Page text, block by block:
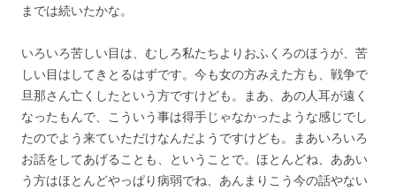
までは続いたかな。
いろいろ苦しい目は、むしろ私たちよりおふくろのほうが、苦
しい目はしてきとるはずです。今も女の方みえた方も、戦争で
旦那さん亡くしたという方ですけども。まあ、あの人耳が遠く
なったもんで、こういう事は得手じゃなかったような感じでし
たのでよう来ていただけなんだようですけども。まあいろいろ
お話をしてあげることも、ということで。ほとんどね、ああい
う方はほとんどやっぱり病弱でね、あんまりこう今の話やない